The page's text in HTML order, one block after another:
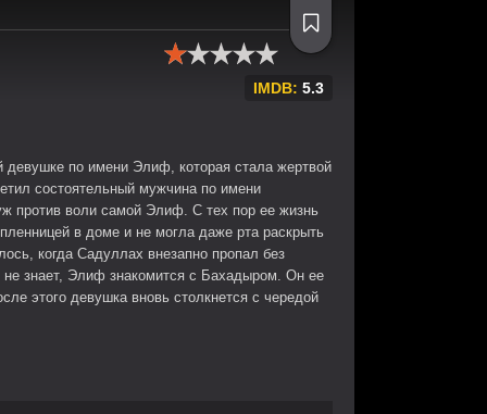
IMDB: 5.3
девушке по имени Элиф, которая стала жертвой
состоятельный мужчина по имени
против воли самой Элиф. С тех пор ее жизнь
в доме и не могла даже рта раскрыть
когда Садуллах внезапно пропал без
знает, Элиф знакомится с Бахадыром. Он ее
этого девушка вновь столкнется с чередой